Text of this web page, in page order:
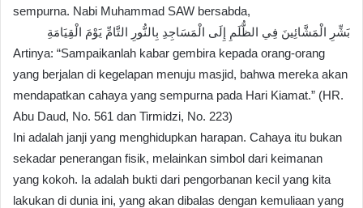
sempurna. Nabi Muhammad SAW bersabda,
​بَشِّرِ الْمَشَّائِينَ فِي الظُّلَمِ إِلَى الْمَسَاجِدِ بِالنُّورِ التَّامِّ يَوْمَ الْقِيَامَةِ
​Artinya: “Sampaikanlah kabar gembira kepada orang-orang
yang berjalan di kegelapan menuju masjid, bahwa mereka akan
mendapatkan cahaya yang sempurna pada Hari Kiamat.” (HR.
Abu Daud, No. 561 dan Tirmidzi, No. 223)
​Ini adalah janji yang menghidupkan harapan. Cahaya itu bukan
sekadar penerangan fisik, melainkan simbol dari keimanan
yang kokoh. Ia adalah bukti dari pengorbanan kecil yang kita
lakukan di dunia ini, yang akan dibalas dengan kemuliaan yang